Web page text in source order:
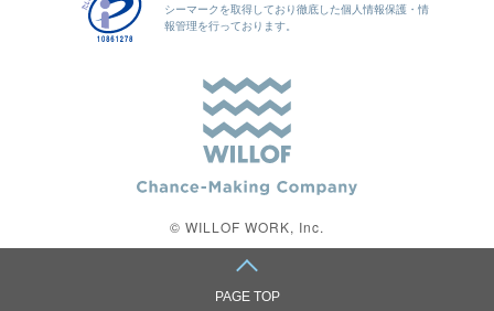
シーマークを取得しており徹底した個人情報保護・情
報管理を行っております。
© WILLOF WORK, Inc.
PAGE TOP